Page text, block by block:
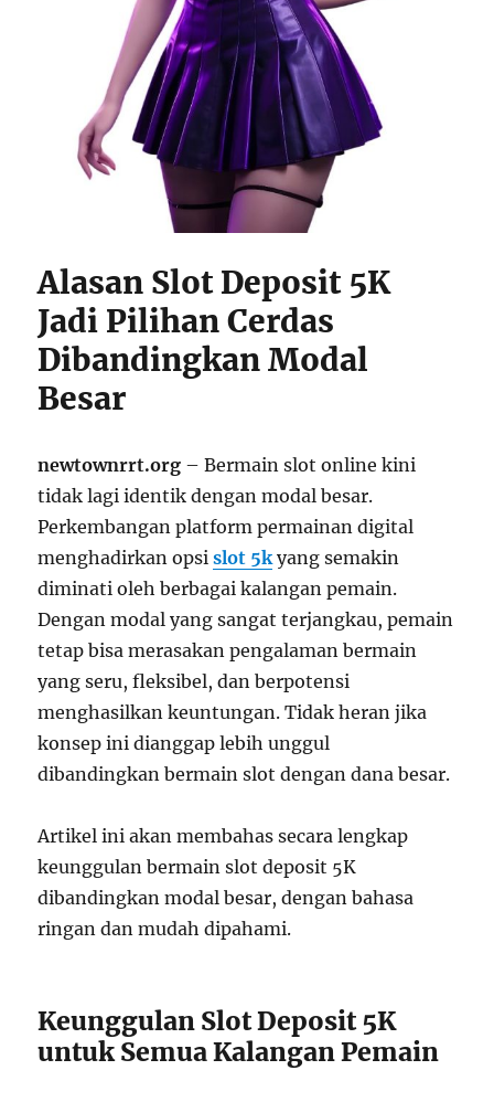
Alasan Slot Deposit 5K
Jadi Pilihan Cerdas
Dibandingkan Modal
Besar
newtownrrt.org – Bermain slot online kini
tidak lagi identik dengan modal besar.
Perkembangan platform permainan digital
menghadirkan opsislot 5kyang semakin
diminati oleh berbagai kalangan pemain.
Dengan modal yang sangat terjangkau, pemain
tetap bisa merasakan pengalaman bermain
yang seru, fleksibel, dan berpotensi
menghasilkan keuntungan. Tidak heran jika
konsep ini dianggap lebih unggul
dibandingkan bermain slot dengan dana besar.
Artikel ini akan membahas secara lengkap
keunggulan bermain slot deposit 5K
dibandingkan modal besar, dengan bahasa
ringan dan mudah dipahami.
Keunggulan Slot Deposit 5K
untuk Semua Kalangan Pemain